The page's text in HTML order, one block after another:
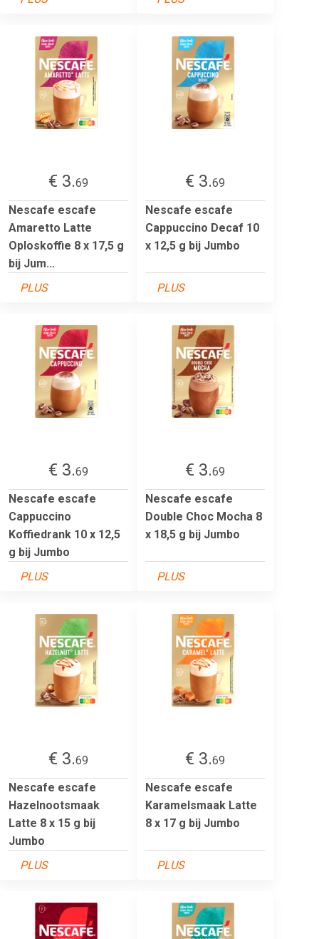
€ 3.69
Nescafe escafe
Amaretto Latte
Oploskoffie 8 x 17,5 g
bij Jum...
PLUS
€ 3.69
Nescafe escafe
Cappuccino Decaf 10
x 12,5 g bij Jumbo
PLUS
€ 3.69
Nescafe escafe
Cappuccino
Koffiedrank 10 x 12,5
g bij Jumbo
PLUS
€ 3.69
Nescafe escafe
Double Choc Mocha 8
x 18,5 g bij Jumbo
PLUS
€ 3.69
Nescafe escafe
Hazelnootsmaak
Latte 8 x 15 g bij
Jumbo
PLUS
€ 3.69
Nescafe escafe
Karamelsmaak Latte
8 x 17 g bij Jumbo
PLUS